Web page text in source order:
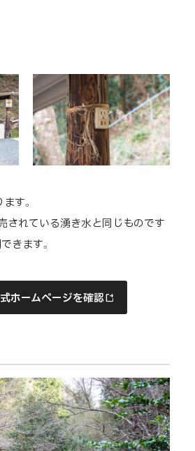
す。
されている湧き水と同じものです
きます。
ホームページを確認